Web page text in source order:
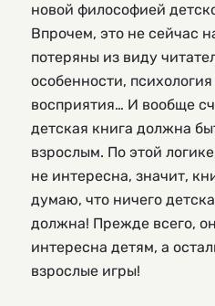
новой философией
Впрочем, это не сейчас
потеряны из виду
особенности,
восприятия… И вообще
детская книга должна
взрослым. По этой
не интересна, значит,
думаю, что ничего
должна! Прежде всего,
интересна детям, а
взрослые игры!